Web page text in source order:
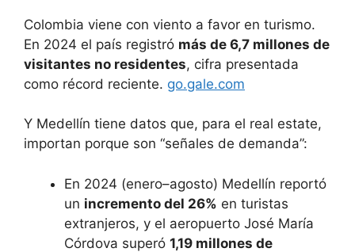
Colombia viene con viento a favor en turismo.
En 2024 el país registró más de 6,7 millones de
visitantes no residentes, cifra presentada
como récord reciente. go.gale.com
Y Medellín tiene datos que, para el real estate,
importan porque son “señales de demanda”:
En 2024 (enero–agosto) Medellín reportó
un incremento del 26% en turistas
extranjeros, y el aeropuerto José María
Córdova superó 1,19 millones de